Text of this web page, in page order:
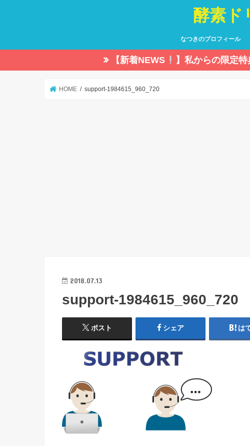
酵素ド
なつきのプロフィール
【新着NEWS 】私からの限定
HOME support-1984615_960_720
2018.07.13
support-1984615_960_720
ポスト シェア は